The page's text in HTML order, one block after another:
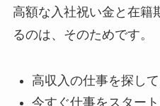
高額な入社祝い金と在籍
るのは、そのためです。
高収入の仕事を探し
今すぐ仕事をスタート